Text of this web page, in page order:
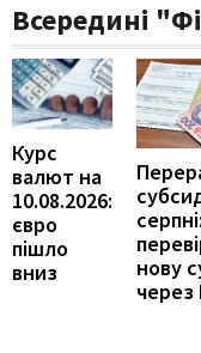
Всередині
Курс
валют на
10.08.2026:
євро
пішло
вниз
нову